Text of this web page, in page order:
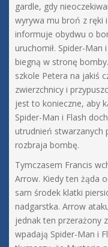
gardle, gdy
wyrywa mu broń z ręki
informuje obydwu o
uruchomił. Spider-
biegną w stronę
szkole Petera na jakiś
zwierzchnicy i
jest to konieczne, aby
Spider-Man i Flash
utrudnień stwarzanych
rozbraja bombę.
Tymczasem Francis
Arrow. Kiedy ten żąda
sam środek klatki
nadgarstka. Arrow
jednak ten przerażony
wpadają Spider-Man i